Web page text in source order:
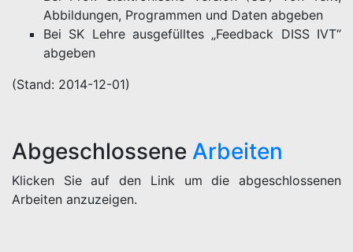
Abbildungen, Programmen und Daten abgeben
Bei SK Lehre ausgefülltes „Feedback DISS IVT“
abgeben
(Stand: 2014-12-01)
Abgeschlossene Arbeiten
Klicken Sie auf den Link um die abgeschlossenen
Arbeiten anzuzeigen.